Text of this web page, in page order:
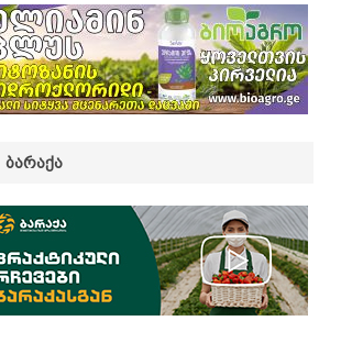
ᲑᲐᲠᲐᲥᲐ